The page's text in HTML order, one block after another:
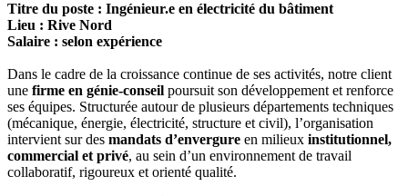
Titre du poste : Ingénieur.e en électricité du bâtiment
Lieu : Rive Nord
Salaire : selon expérience
Dans le cadre de la croissance continue de ses activités, notre client
une firme en génie-conseil poursuit son développement et renforce
ses équipes. Structurée autour de plusieurs départements techniques
(mécanique, énergie, électricité, structure et civil), l’organisation
intervient sur des mandats d’envergure en milieux institutionnel,
commercial et privé, au sein d’un environnement de travail
collaboratif, rigoureux et orienté qualité.